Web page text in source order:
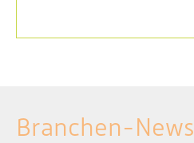
Branchen-News